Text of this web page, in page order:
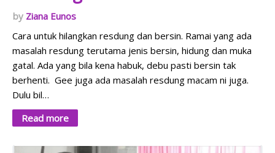
Ziana Eunos
Cara untuk hilangkan resdung dan bersin. Ramai yang ada
masalah resdung terutama jenis bersin, hidung dan muka
gatal. Ada yang bila kena habuk, debu pasti bersin tak
berhenti. Gee juga ada masalah resdung macam ni juga.
Dulu bil…
Read more